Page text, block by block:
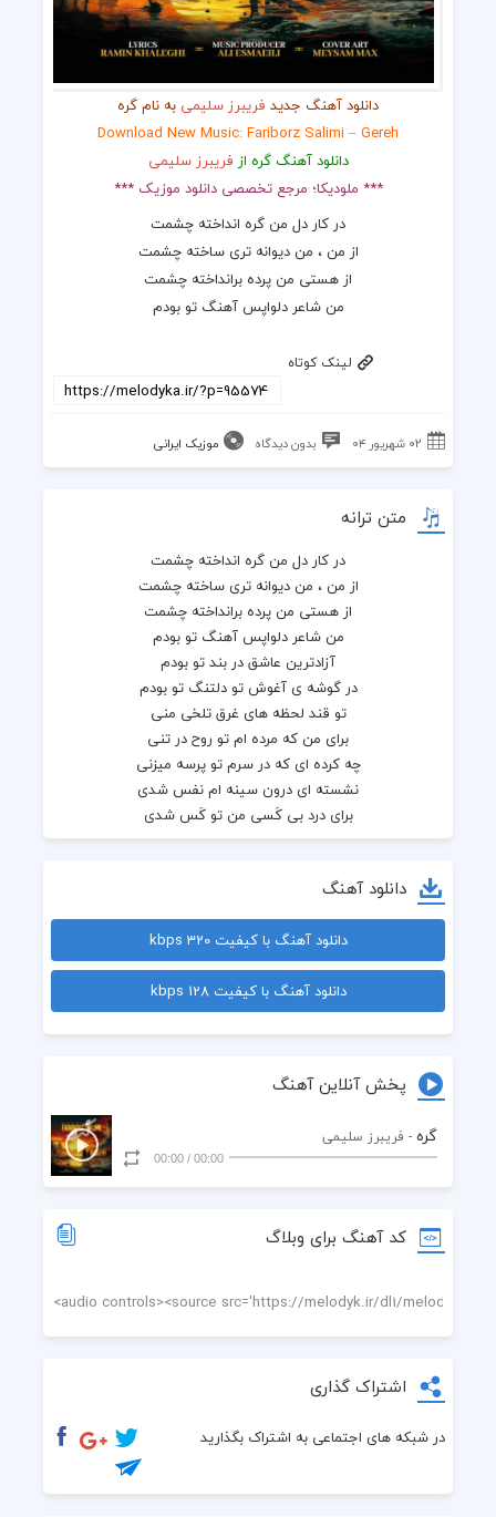
دانلود آهنگ جدید فريبرز سليمى به نام گره
Download New Music: Fariborz Salimi – Gereh
دانلود آهنگ گره از فريبرز سليمى
*** ملودیکا؛ مرجع تخصصی دانلود موزیک ***
در كار دل من گره انداخته چشمت
از من ، من ديوانه ترى ساخته چشمت
از هستى من پرده برانداخته چشمت
من شاعر دلواپس آهنگ تو بودم
لینک کوتاه
۰۲ شهریور ۰۴ بدون دیدگاه موزیک ایرانی
متن ترانه
تو چون گلى در اين جهان خارو خس شدى
به اسم تو شكسته شيشه ى سكوت من
تو قند لحظه هاى غرق تلخى منى
چه كرده اى كه در سرم تو پرسه ميزنى
دانلود آهنگ
دانلود آهنگ با کیفیت 320 kbps
دانلود آهنگ با کیفیت 128 kbps
پخش آنلاین آهنگ
گره - فريبرز سليمى
00:00
/
00:00
کد آهنگ برای وبلاگ
اشتراک گذاری
در شبکه های اجتماعی به اشتراک بگذارید